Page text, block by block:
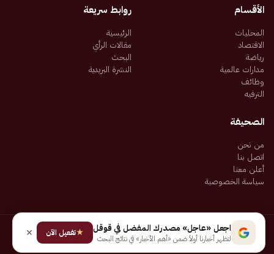
الأقسام
المحليات
الاقتصاد
رياضة
مدارات عالمية
وظائف
الترفيه
روابط سريعة
الرئيسية
مقالات الرأي
البحث
النشرة البريدية
الصحيفة
من نحن
اتصل بنا
أعلن معنا
سياسة الخصوصية
جميع الحقوق محفوظة لـ شركة إيجاز للنشر الإلكتروني المالكة لصحيفة عاجل
سياسة الخصوصيةشروط الاستخدام
اجعل «عاجل» مصدرك المفضل في قوقل
لتظهر أخبارنا أولاً ضمن «أهم الأخبار» في نتائج البحث
★تفعيل الآن